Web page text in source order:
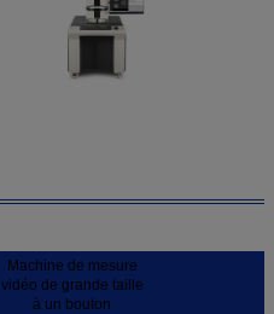
Machine de mesure
vidéo de grande taille
à un bouton